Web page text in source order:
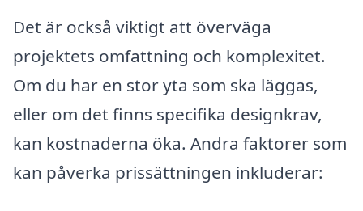
Det är också viktigt att överväga
projektets omfattning och komplexitet.
Om du har en stor yta som ska läggas,
eller om det finns specifika designkrav,
kan kostnaderna öka. Andra faktorer som
kan påverka prissättningen inkluderar: